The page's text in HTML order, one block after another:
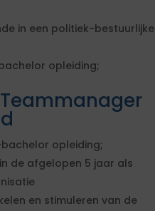
in een politiek-bestuurlijke
opleiding;
opleiding;
de afgelopen 5 jaar als
en stimuleren van de